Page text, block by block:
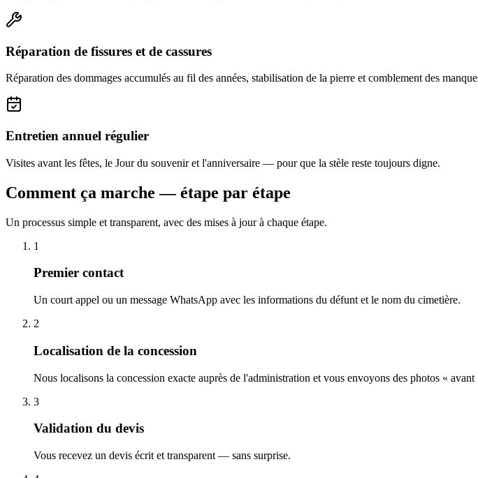
Réparation de fissures et de cassures
Réparation des dommages accumulés au fil des années, stabilisation de la pierre et comblement des
Entretien annuel régulier
Visites avant les fêtes, le Jour du souvenir et l'anniversaire — pour que la stèle reste toujours digne.
Comment ça marche — étape par étape
Un processus simple et transparent, avec des mises à jour à chaque étape.
1
Premier contact
Un court appel ou un message WhatsApp avec les informations du défunt et le nom du cimetière.
2
Localisation de la concession
Nous localisons la concession exacte auprès de l'administration et vous envoyons des photos « avant
3
Validation du devis
Vous recevez un devis écrit et transparent — sans surprise.